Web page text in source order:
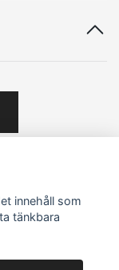
innehåll som
tänkbara